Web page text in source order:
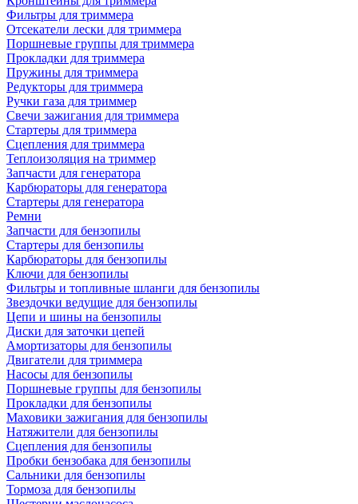
Фильтры для триммера
Отсекатели лески для триммера
Поршневые группы для триммера
Прокладки для триммера
Пружины для триммера
Редукторы для триммера
Ручки газа для триммер
Свечи зажигания для триммера
Стартеры для триммера
Сцепления для триммера
Теплоизоляция на триммер
Запчасти для генератора
Карбюраторы для генератора
Стартеры для генератора
Ремни
Запчасти для бензопилы
Стартеры для бензопилы
Карбюраторы для бензопилы
Ключи для бензопилы
Фильтры и топливные шланги для бензопилы
Звездочки ведущие для бензопилы
Цепи и шины на бензопилы
Диски для заточки цепей
Амортизаторы для бензопилы
Двигатели для триммера
Насосы для бензопилы
Поршневые группы для бензопилы
Прокладки для бензопилы
Маховики зажигания для бензопилы
Натяжители для бензопилы
Сцепления для бензопилы
Пробки бензобака для бензопилы
Сальники для бензопилы
Тормоза для бензопилы